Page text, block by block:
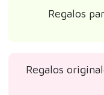
Regalos
Regalos